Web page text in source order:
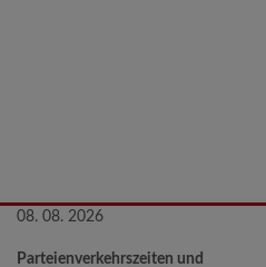
08. 08. 2026
Parteienverkehrszeiten und